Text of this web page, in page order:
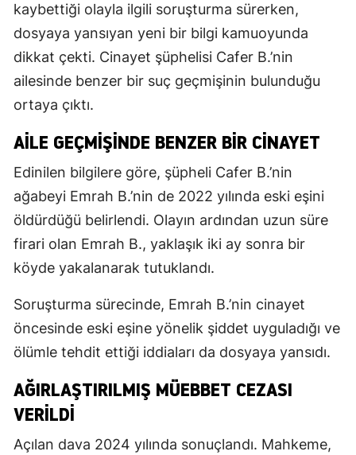
kaybettiği olayla ilgili soruşturma sürerken,
dosyaya yansıyan yeni bir bilgi kamuoyunda
dikkat çekti. Cinayet şüphelisi Cafer B.’nin
ailesinde benzer bir suç geçmişinin bulunduğu
ortaya çıktı.
AILE GEÇMIŞINDE BENZER BIR CINAYET
Edinilen bilgilere göre, şüpheli Cafer B.’nin
ağabeyi Emrah B.’nin de 2022 yılında eski eşini
öldürdüğü belirlendi. Olayın ardından uzun süre
firari olan Emrah B., yaklaşık iki ay sonra bir
köyde yakalanarak tutuklandı.
Soruşturma sürecinde, Emrah B.’nin cinayet
öncesinde eski eşine yönelik şiddet uyguladığı ve
ölümle tehdit ettiği iddiaları da dosyaya yansıdı.
AĞIRLAŞTIRILMIŞ MÜEBBET CEZASI
VERILDI
Açılan dava 2024 yılında sonuçlandı. Mahkeme,